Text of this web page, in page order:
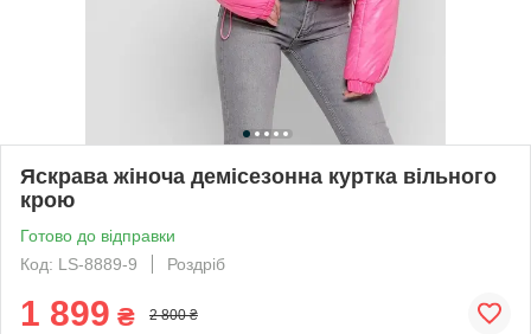
Яскрава жіноча демісезонна куртка вільного
крою
Готово до відправки
Код: LS-8889-9
Роздріб
1 899 ₴ 2 800 ₴